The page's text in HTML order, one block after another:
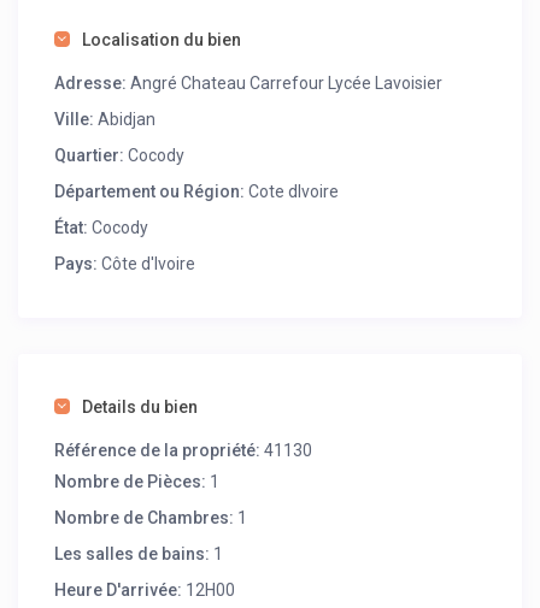
Localisation du bien
Adresse: Angré Chateau Carrefour Lycée Lavoisier
Ville: Abidjan
Quartier: Cocody
Département ou Région: Cote dIvoire
État: Cocody
Pays: Côte d'Ivoire
Details du bien
Référence de la propriété: 41130
Nombre de Pièces: 1
Nombre de Chambres: 1
Les salles de bains: 1
Heure D'arrivée: 12H00